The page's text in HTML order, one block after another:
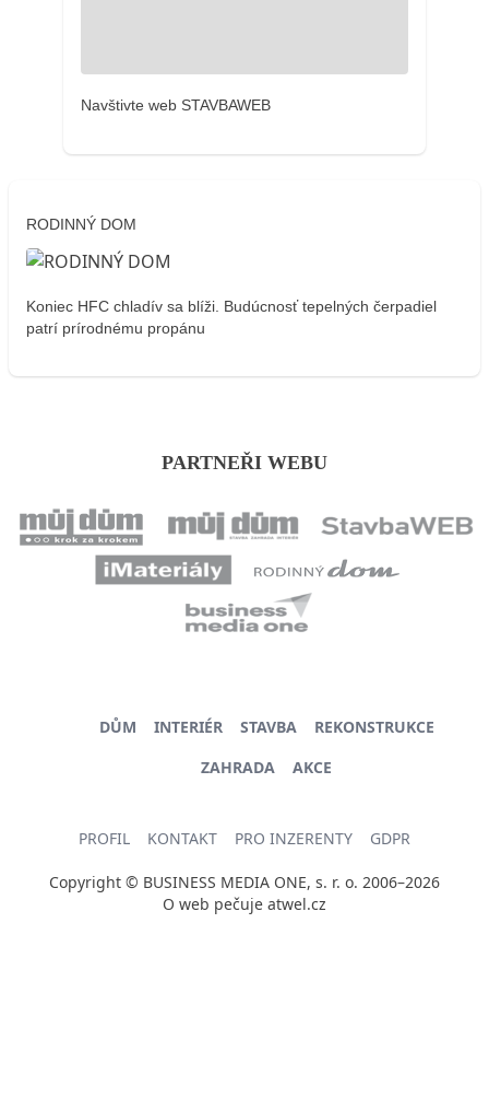
Navštivte web STAVBAWEB
RODINNÝ DOM
Koniec HFC chladív sa blíži. Budúcnosť tepelných čerpadiel
patrí prírodnému propánu
PARTNEŘI WEBU
DŮM INTERIÉR STAVBA
REKONSTRUKCE
ZAHRADA
AKCE
PROFIL KONTAKT PRO INZERENTY GDPR
Copyright © BUSINESS MEDIA ONE, s. r. o. 2006–2026